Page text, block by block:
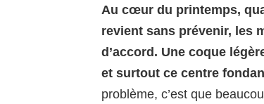
Au cœur du printemps,
revient sans prévenir, les
d’accord. Une coque
et surtout ce centre
problème, c’est que